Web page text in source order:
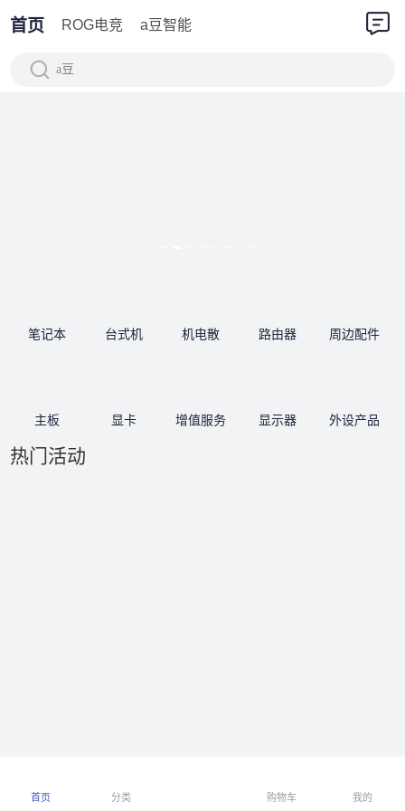
首页 ROG电竞 a豆智能
a豆
笔记本
主板
台式机
显卡
机电散
增值服务
路由器
显示器
周边配件
外设产品
热门活动
首页 分类 购物车 我的